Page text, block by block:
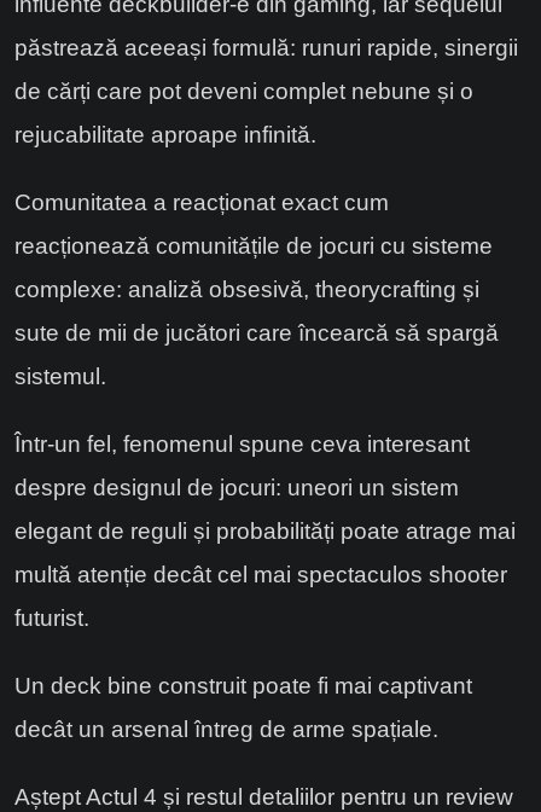
păstrează aceeași formulă: runuri rapide, sinergii
de cărți care pot deveni complet nebune și o
rejucabilitate aproape infinită.
Comunitatea a reacționat exact cum
reacționează comunitățile de jocuri cu sisteme
complexe: analiză obsesivă, theorycrafting și
sute de mii de jucători care încearcă să spargă
sistemul.
Într-un fel, fenomenul spune ceva interesant
despre designul de jocuri: uneori un sistem
elegant de reguli și probabilități poate atrage mai
multă atenție decât cel mai spectaculos shooter
futurist.
Un deck bine construit poate fi mai captivant
decât un arsenal întreg de arme spațiale.
Aștept Actul 4 și restul detaliilor pentru un review